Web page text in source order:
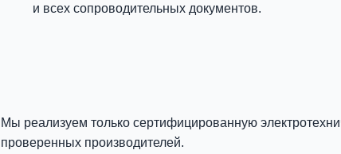
и всех сопроводительных документов.
Мы реализуем только сертифицированную
проверенных производителей.